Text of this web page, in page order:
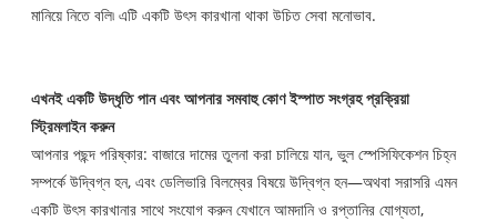
মানিয়ে নিতে বলি৷ এটি একটি উৎস কারখানা থাকা উচিত সেবা মনোভাব.
এখনই একটি উদ্ধৃতি পান এবং আপনার সমবাহু কোণ ইস্পাত সংগ্রহ প্রক্রিয়া
স্ট্রিমলাইন করুন
আপনার পছন্দ পরিষ্কার: বাজারে দামের তুলনা করা চালিয়ে যান, ভুল স্পেসিফিকেশন চিহ্ন
সম্পর্কে উদ্বিগ্ন হন, এবং ডেলিভারি বিলম্বের বিষয়ে উদ্বিগ্ন হন—অথবা সরাসরি এমন
একটি উৎস কারখানার সাথে সংযোগ করুন যেখানে আমদানি ও রপ্তানির যোগ্যতা,